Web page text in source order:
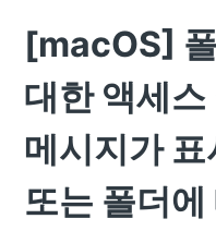
[macOS]
대한 액세
메시지가
또는 폴더